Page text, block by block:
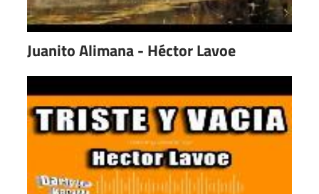
Juanito Alimana - Héctor Lavoe